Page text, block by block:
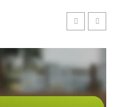
organizzazione
tattiche di
contropiedi
0